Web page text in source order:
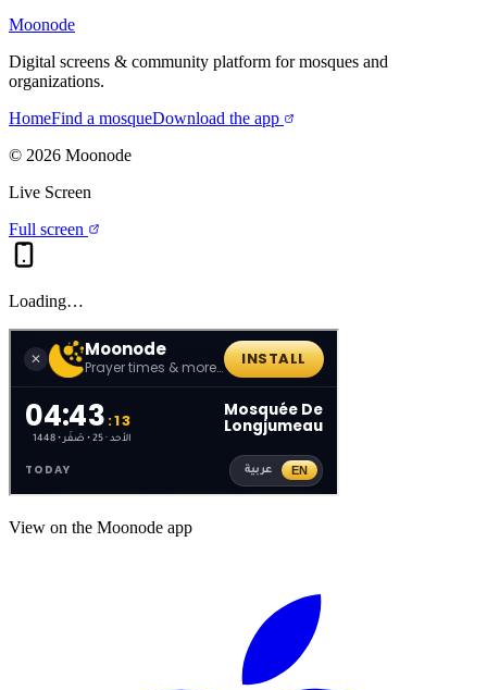
Moonode
Digital screens & community platform for mosques and
organizations.
HomeFind a mosqueDownload the app
© 2026 Moonode
Live Screen
Full screen
Loading…
View on the Moonode app